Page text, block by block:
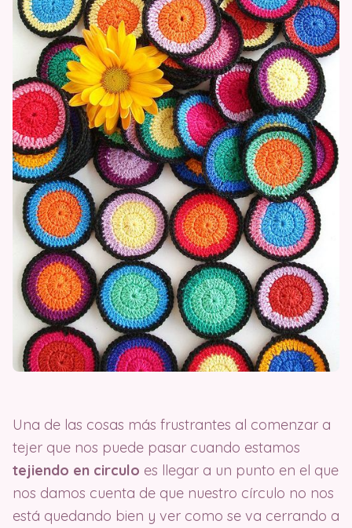
Una de las cosas más frustrantes al comenzar a
tejer que nos puede pasar cuando estamos
tejiendo en circulo es llegar a un punto en el que
nos damos cuenta de que nuestro círculo no nos
está quedando bien y ver como se va cerrando a